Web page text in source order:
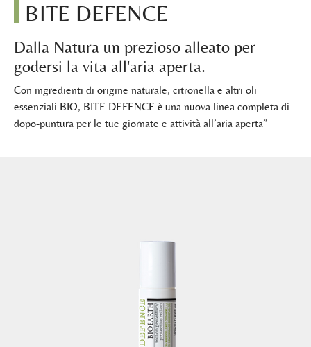
BITE DEFENCE
Dalla Natura un prezioso alleato per
godersi la vita all'aria aperta.
Con ingredienti di origine naturale, citronella e altri oli
essenziali BIO, BITE DEFENCE è una nuova linea completa di
dopo-puntura per le tue giornate e attività all’aria aperta”